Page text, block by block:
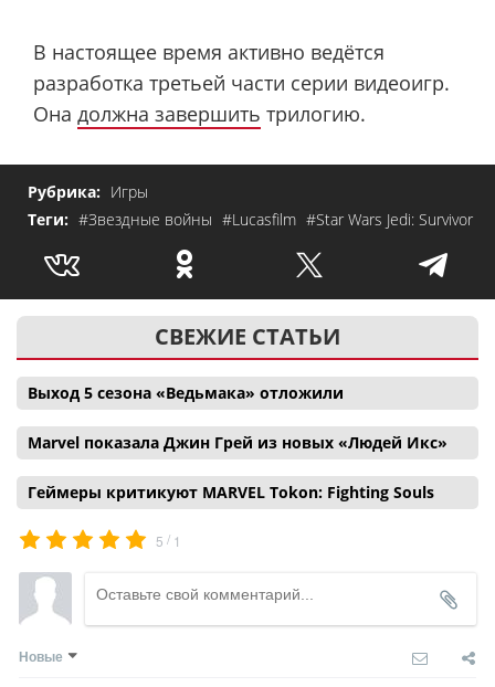
В настоящее время активно ведётся
разработка третьей части серии видеоигр.
Она должна завершить трилогию.
Рубрика: Игры
Теги: #Звездные войны #Lucasfilm #Star Wars Jedi: Survivor
СВЕЖИЕ СТАТЬИ
Выход 5 сезона «Ведьмака» отложили
Marvel показала Джин Грей из новых «Людей Икс»
Геймеры критикуют MARVEL Tokon: Fighting Souls
5 / 1
Новые